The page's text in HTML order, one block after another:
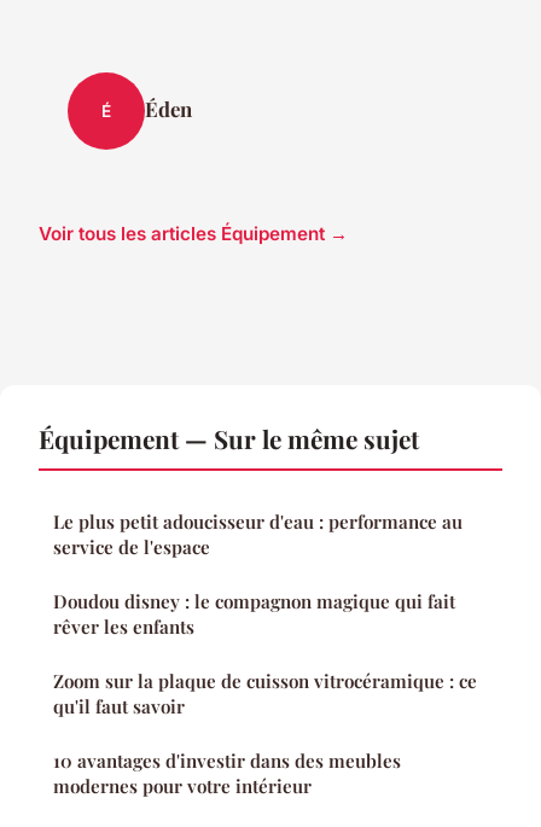
É Éden
Voir tous les articles Équipement →
Équipement — Sur le même sujet
Le plus petit adoucisseur d'eau : performance au
service de l'espace
Doudou disney : le compagnon magique qui fait
rêver les enfants
Zoom sur la plaque de cuisson vitrocéramique : ce
qu'il faut savoir
10 avantages d'investir dans des meubles
modernes pour votre intérieur